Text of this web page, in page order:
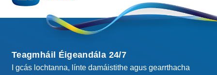
Teagmháil Éigeandála 24/7
I gcás lochtanna, línte damáistithe agus gearrthacha